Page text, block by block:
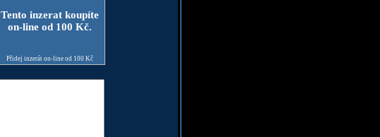
Tento inzerat koupíte
on-line od 100 Kč.
Přidej inzerát on-line od 100 Kč